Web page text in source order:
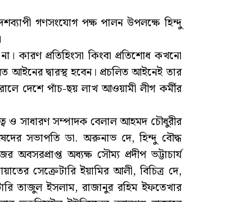
গণসংযোগ পক্ষ পালন উপলক্ষে হিন্দু
কারণ প্রতিহিংসা কিংবা প্রতিশোধ কখনো
আইনের দ্বারস্থ হবেন। প্রচলিত আইনেই তার
দেশে পাঁচ-ছয় লাখ আওয়ামী লীগ কর্মীর
ও সাধারণ সম্পাদক বেলাল আহমদ চৌধুরীর
সভাপতি ডা. অরুনাভ দে, হিন্দু বৌদ্ধ
অধ্যক্ষ সৌম্য প্রদীপ ভট্টাচার্য
সেক্রেটারি ইয়ামির আলী, বিচিত্র দে,
তাজুল ইসলাম, রাজানুর রহিম ইফতেখার